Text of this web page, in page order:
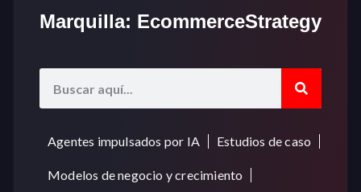
Marquilla: EcommerceStrategy
Agentes impulsados por IA Estudios de caso
Modelos de negocio y crecimiento